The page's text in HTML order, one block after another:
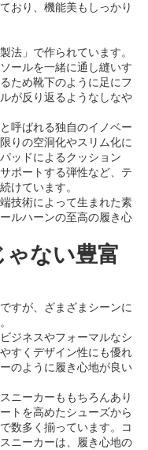
おり、機能美もしっかり
法」で作られています。
ールを一緒に通し縫いす
ため靴下のように足にフ
が反り返るようなしなや
呼ばれる独自のイノベー
りの空洞化やスリム化に
ッドによるクッション
ポートする弾性など、テ
けています。
技術によって生まれた素
ルハーンの至高の履き心
ゃない豊富
すが、ざまざまシーンに
ジネスやフォーマルなシ
すくデザイン性にも優れ
のように履き心地が良い
ニーカーももちろんあり
トを高めたシューズから
数多く揃っています。コ
ニーカーは、履き心地の